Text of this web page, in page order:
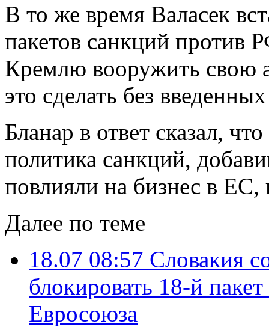
В то же время Валасек
пакетов санкций против
Кремлю вооружить свою
это сделать без
Бланар в ответ сказал,
политика санкций,
повлияли на бизнес в ЕС,
Далее по теме
18.07 08:57 Словакия
блокировать 18-й
Евросоюза